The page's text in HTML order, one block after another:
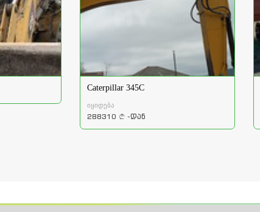
Caterpillar 345C
იყიდება
288310 a -დან